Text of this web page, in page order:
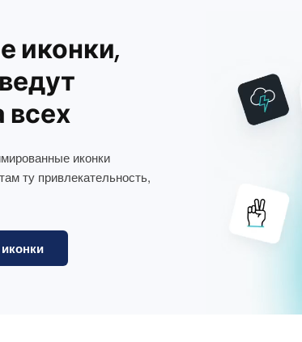
иконки,
всех
иконки
ту привлекательность,